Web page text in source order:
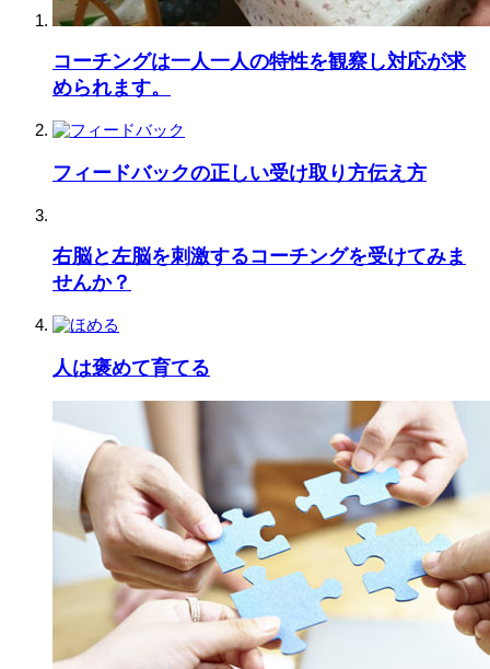
コーチングは一人一人の特性を観察し対応が求
められます。
フィードバックの正しい受け取り方伝え方
右脳と左脳を刺激するコーチングを受けてみま
せんか？
人は褒めて育てる